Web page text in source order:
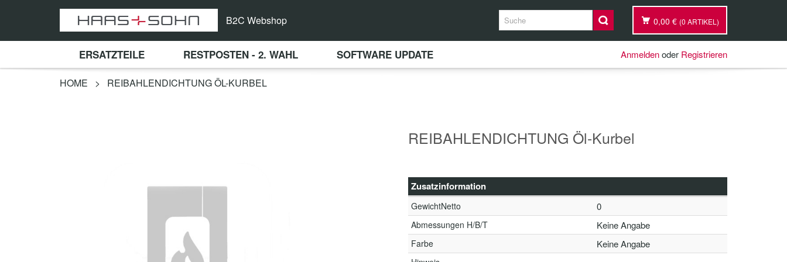
B2C Webshop 0,00 € (0 ARTIKEL)
ERSATZTEILE RESTPOSTEN - 2. WAHL SOFTWARE UPDATE Anmeldenoder Registrieren
HOME > REIBAHLENDICHTUNG ÖL-KURBEL
REIBAHLENDICHTUNG Öl-Kurbel
Zusatzinformation
GewichtNetto 0
Abmessungen H/B/T Keine Angabe
Farbe Keine Angabe